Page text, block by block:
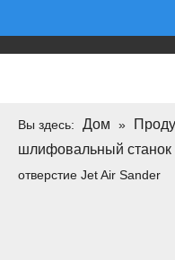
Вы здесь: Дом »
шлифовальный станок
отверстие Jet Air Sander